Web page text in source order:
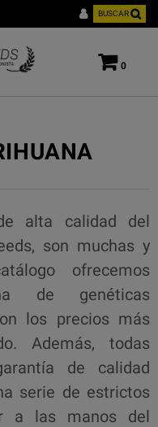
BUSCAR
0
alta calidad del
son muchas y
ofrecemos
de genéticas
los precios más
Además, todas
de calidad
serie de estrictos
a las manos del